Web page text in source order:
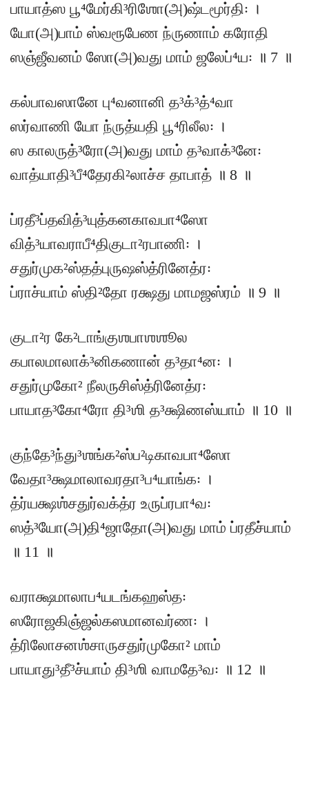
பாயாத்ஸ பூ⁴மேர்கி³ரிஶோ(அ)ஷ்டமூர்தி꞉ ।
யோ(அ)பாம் ஸ்வரூபேண ந்ருணாம் கரோதி
ஸஞ்ஜீவனம் ஸோ(அ)வது மாம் ஜலேப்⁴ய꞉ ॥ 7 ॥
கல்பாவஸானே பு⁴வனானி த³க்³த்⁴வா
ஸர்வாணி யோ ந்ருத்யதி பூ⁴ரிலீல꞉ ।
ஸ காலருத்³ரோ(அ)வது மாம் த³வாக்³னே꞉
வாத்யாதி³பீ⁴தேரகி²லாச்ச தாபாத் ॥ 8 ॥
ப்ரதீ³ப்தவித்³யுத்கனகாவபா⁴ஸோ
வித்³யாவராபீ⁴திகுடா²ரபாணி꞉ ।
சதுர்முக²ஸ்தத்புருஷஸ்த்ரினேத்ர꞉
ப்ராச்யாம் ஸ்தி²தோ ரக்ஷது மாமஜஸ்ரம் ॥ 9 ॥
குடா²ர கே²டாங்குஶபாஶஶூல
கபாலமாலாக்³னிகணான் த³தா⁴ன꞉ ।
சதுர்முகோ² நீலருசிஸ்த்ரினேத்ர꞉
பாயாத³கோ⁴ரோ தி³ஶி த³க்ஷிணஸ்யாம் ॥ 10 ॥
குந்தே³ந்து³ஶங்க²ஸ்ப²டிகாவபா⁴ஸோ
வேதா³க்ஷமாலாவரதா³ப⁴யாங்க꞉ ।
த்ர்யக்ஷஶ்சதுர்வக்த்ர உருப்ரபா⁴வ꞉
ஸத்³யோ(அ)தி⁴ஜாதோ(அ)வது மாம் ப்ரதீச்யாம்
॥ 11 ॥
வராக்ஷமாலாப⁴யடங்கஹஸ்த꞉
ஸரோஜகிஞ்ஜல்கஸமானவர்ண꞉ ।
த்ரிலோசனஶ்சாருசதுர்முகோ² மாம்
பாயாது³தீ³ச்யாம் தி³ஶி வாமதே³வ꞉ ॥ 12 ॥